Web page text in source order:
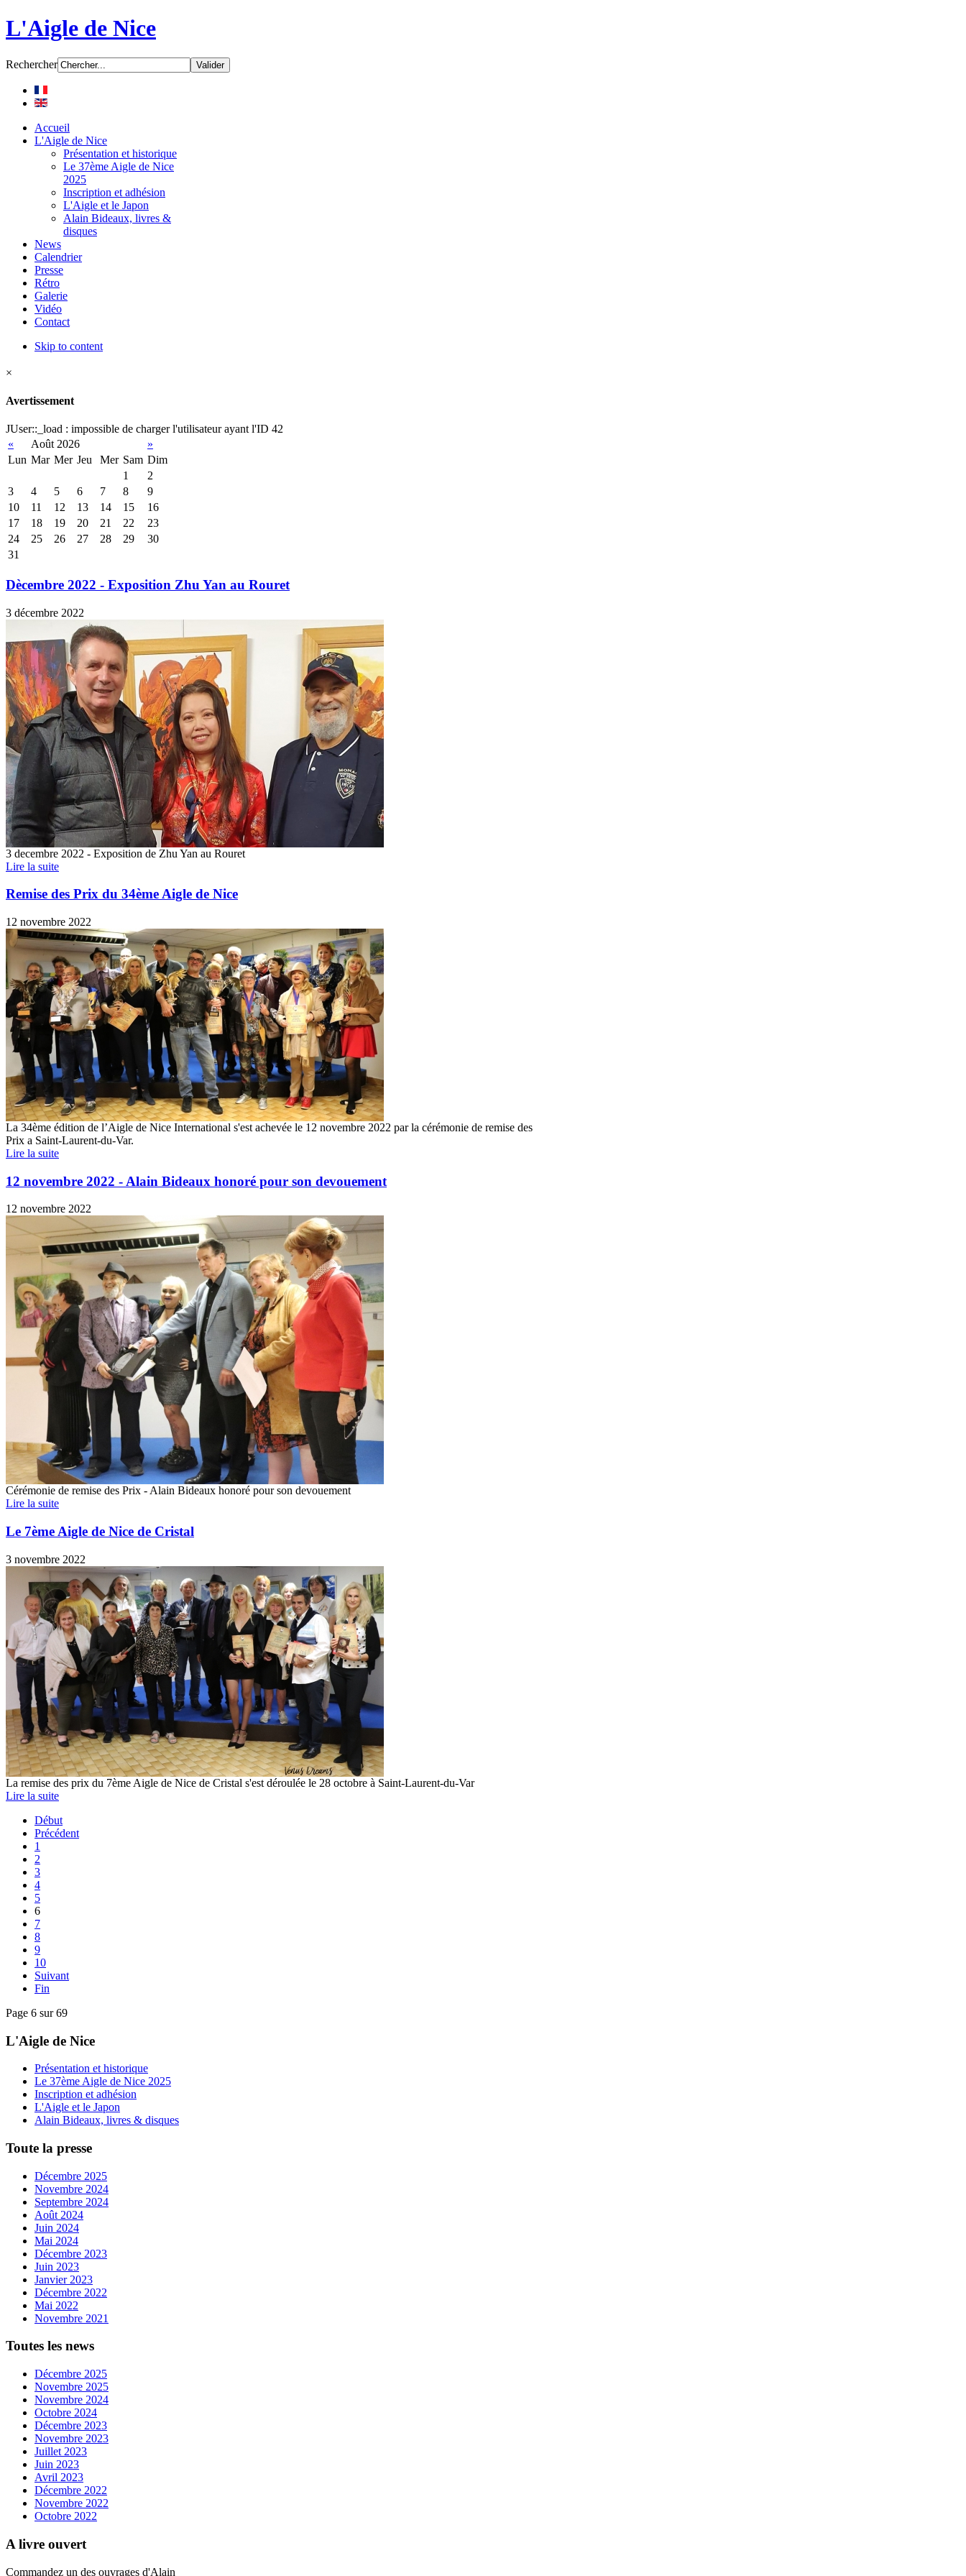
L'Aigle de Nice
Rechercher
Accueil
L'Aigle de Nice
Présentation et historique
Le 37ème Aigle de Nice
2025
Inscription et adhésion
L'Aigle et le Japon
Alain Bideaux, livres &
disques
News
Calendrier
Presse
Rétro
Galerie
Vidéo
Contact
Skip to content
×
Avertissement
JUser::_load : impossible de charger l'utilisateur ayant l'ID 42
«
Août 2026
»
Lun Mar Mer Jeu Mer Sam Dim
1
2
3
4 5 6 7 8
9
10
11 12 13 14 15
16
17
18 19 20 21 22
23
24
25 26 27 28 29
30
31
Dècembre 2022 - Exposition Zhu Yan au Rouret
3 décembre 2022
3 decembre 2022 - Exposition de Zhu Yan au Rouret
Lire la suite
Remise des Prix du 34ème Aigle de Nice
12 novembre 2022
La 34ème édition de l’Aigle de Nice International s'est achevée le 12 novembre 2022 par la cérémonie de remise des
Prix a Saint-Laurent-du-Var.
Lire la suite
12 novembre 2022 - Alain Bideaux honoré pour son devouement
12 novembre 2022
Cérémonie de remise des Prix - Alain Bideaux honoré pour son devouement
Lire la suite
Le 7ème Aigle de Nice de Cristal
3 novembre 2022
La remise des prix du 7ème Aigle de Nice de Cristal s'est déroulée le 28 octobre à Saint-Laurent-du-Var
Lire la suite
Début
Précédent
1
2
3
4
5
6
7
8
9
10
Suivant
Fin
Page 6 sur 69
L'Aigle de Nice
Présentation et historique
Le 37ème Aigle de Nice 2025
Inscription et adhésion
L'Aigle et le Japon
Alain Bideaux, livres & disques
Toute la presse
Décembre 2025
Novembre 2024
Septembre 2024
Août 2024
Juin 2024
Mai 2024
Décembre 2023
Juin 2023
Janvier 2023
Décembre 2022
Mai 2022
Novembre 2021
Toutes les news
Décembre 2025
Novembre 2025
Novembre 2024
Octobre 2024
Décembre 2023
Novembre 2023
Juillet 2023
Juin 2023
Avril 2023
Décembre 2022
Novembre 2022
Octobre 2022
A livre ouvert
Commandez un des ouvrages d'Alain